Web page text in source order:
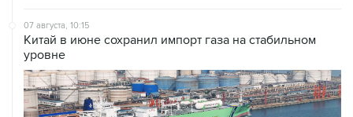
07 августа, 10:15
Китай в июне сохранил импорт газа на стабильном
уровне